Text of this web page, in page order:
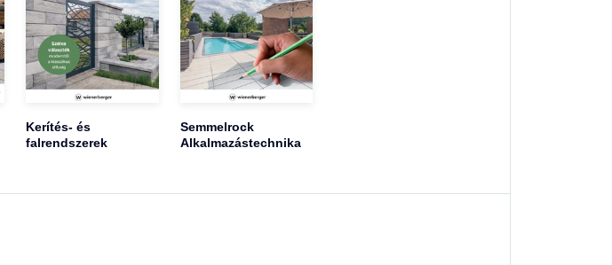
Kerítés- és
falrendszerek
Semmelrock
Alkalmazástechnika